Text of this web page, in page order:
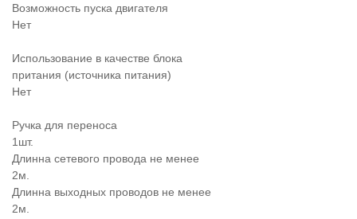
Возможность пуска двигателя
Нет
Использование в качестве блока
притания (источника питания)
Нет
Ручка для переноса
1шт.
Длинна сетевого провода не менее
2м.
Длинна выходных проводов не менее
2м.